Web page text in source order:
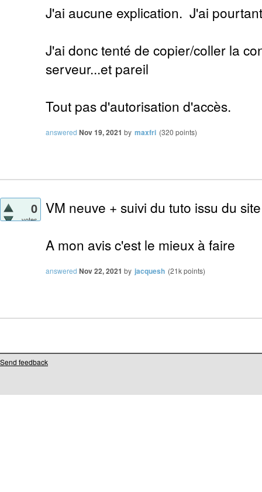
J'ai aucune explication. J'ai
J'ai donc tenté de copier/coller la
serveur...et pareil
Tout pas d'autorisation d'accès.
answered Nov 19, 2021 by maxfri (320 points)
0
votes
VM neuve + suivi du tuto issu du
A mon avis c'est le mieux à faire
answered Nov 22, 2021 by jacquesh (21kpoints)
Send feedback